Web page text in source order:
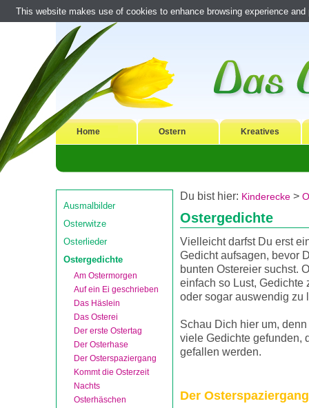
Home Ostern Kreatives
Ausmalbilder
Osterwitze
Osterlieder
Ostergedichte
Am Ostermorgen
Auf ein Ei geschrieben
Das Häslein
Das Osterei
Der erste Ostertag
Der Osterhase
Der Osterspaziergang
Kommt die Osterzeit
Nachts
Osterhäschen
Du bist hier: Kinderecke >
Ostergedichte
Vielleicht darfst Du erst
Gedicht aufsagen, bevor
bunten Ostereier suchst.
einfach so Lust, Gedichte
oder sogar auswendig zu
Schau Dich hier um,
viele Gedichte gefunden,
gefallen werden.
Der Osterspaziergang
This website makes use of cookies to enhance browsing experience